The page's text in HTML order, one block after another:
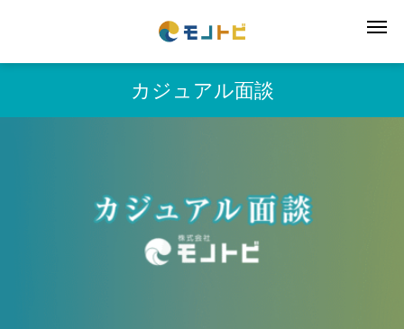
カジュアル面談